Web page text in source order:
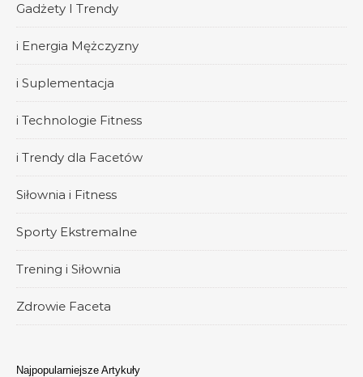
Gadżety I Trendy
i Energia Mężczyzny
i Suplementacja
i Technologie Fitness
i Trendy dla Facetów
Siłownia i Fitness
Sporty Ekstremalne
Trening i Siłownia
Zdrowie Faceta
Najpopularniejsze Artykuły